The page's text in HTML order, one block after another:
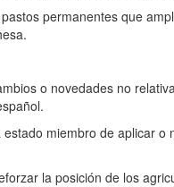
permanentes que
o novedades no
miembro de aplicar
la posición de los